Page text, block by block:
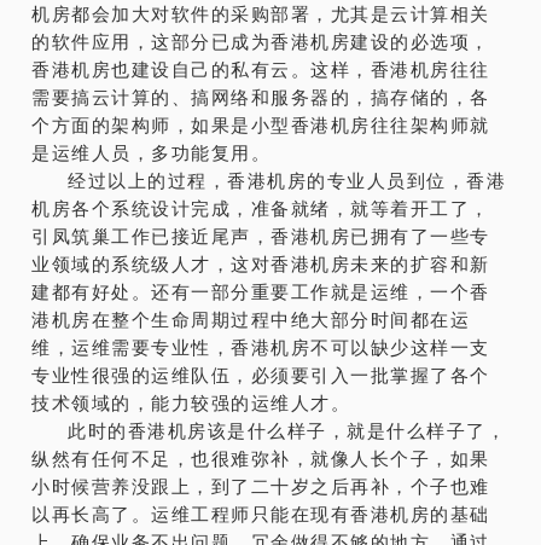
机房都会加大对软件的采购部署，尤其是云计算相关
的软件应用，这部分已成为香港机房建设的必选项，
香港机房也建设自己的私有云。这样，香港机房往往
需要搞云计算的、搞网络和服务器的，搞存储的，各
个方面的架构师，如果是小型香港机房往往架构师就
是运维人员，多功能复用。
经过以上的过程，香港机房的专业人员到位，香港
机房各个系统设计完成，准备就绪，就等着开工了，
引凤筑巢工作已接近尾声，香港机房已拥有了一些专
业领域的系统级人才，这对香港机房未来的扩容和新
建都有好处。还有一部分重要工作就是运维，一个香
港机房在整个生命周期过程中绝大部分时间都在运
维，运维需要专业性，香港机房不可以缺少这样一支
专业性很强的运维队伍，必须要引入一批掌握了各个
技术领域的，能力较强的运维人才。
此时的香港机房该是什么样子，就是什么样子了，
纵然有任何不足，也很难弥补，就像人长个子，如果
小时候营养没跟上，到了二十岁之后再补，个子也难
以再长高了。运维工程师只能在现有香港机房的基础